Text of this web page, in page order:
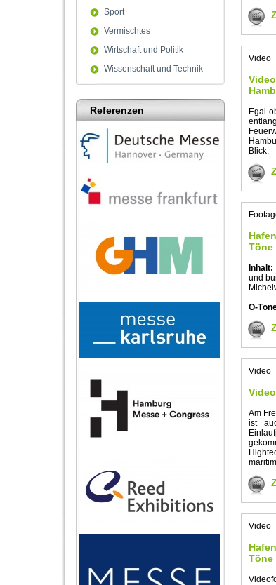
Sport
Vermischtes
Wirtschaft und Politik
Wissenschaft und Technik
Referenzen
Video
Egal
Blick.
Töne
Inhalt:
und
O-
Video
Am
ist
Video
Töne